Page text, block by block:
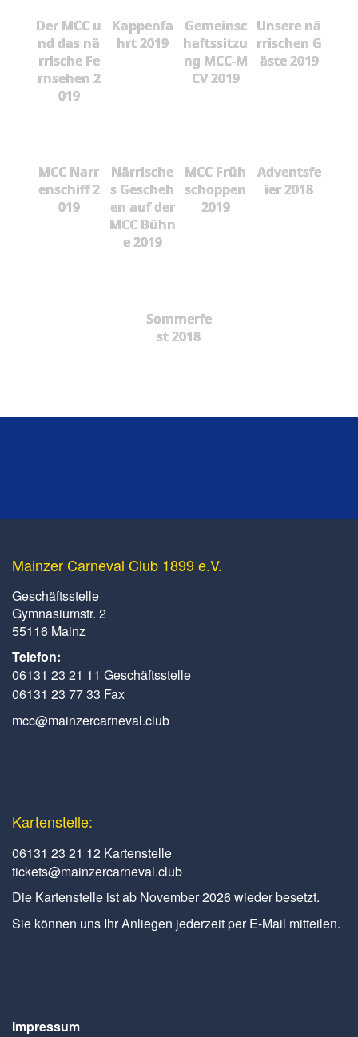
Der MCC u
nd das nä
rrische Fe
rnsehen 2
019
Kappenfa
hrt 2019
Gemeinsc
haftssitzu
ng MCC-M
CV 2019
Unsere nä
rrischen G
äste 2019
MCC Narr
enschiff 2
019
Närrische
s Gescheh
en auf der
MCC Bühn
e 2019
MCC Früh
schoppen
2019
Adventsfe
ier 2018
Sommerfe
st 2018
Mainzer Carneval Club 1899 e.V.
Geschäftsstelle
Gymnasiumstr. 2
55116 Mainz
Telefon:
06131 23 21 11 Geschäftsstelle
06131 23 77 33 Fax
mcc@mainzercarneval.club
Kartenstelle:
06131 23 21 12 Kartenstelle
tickets@mainzercarneval.club
Die Kartenstelle ist ab November 2026 wieder besetzt.
Sie können uns Ihr Anliegen jederzeit per E-Mail mitteilen.
Impressum